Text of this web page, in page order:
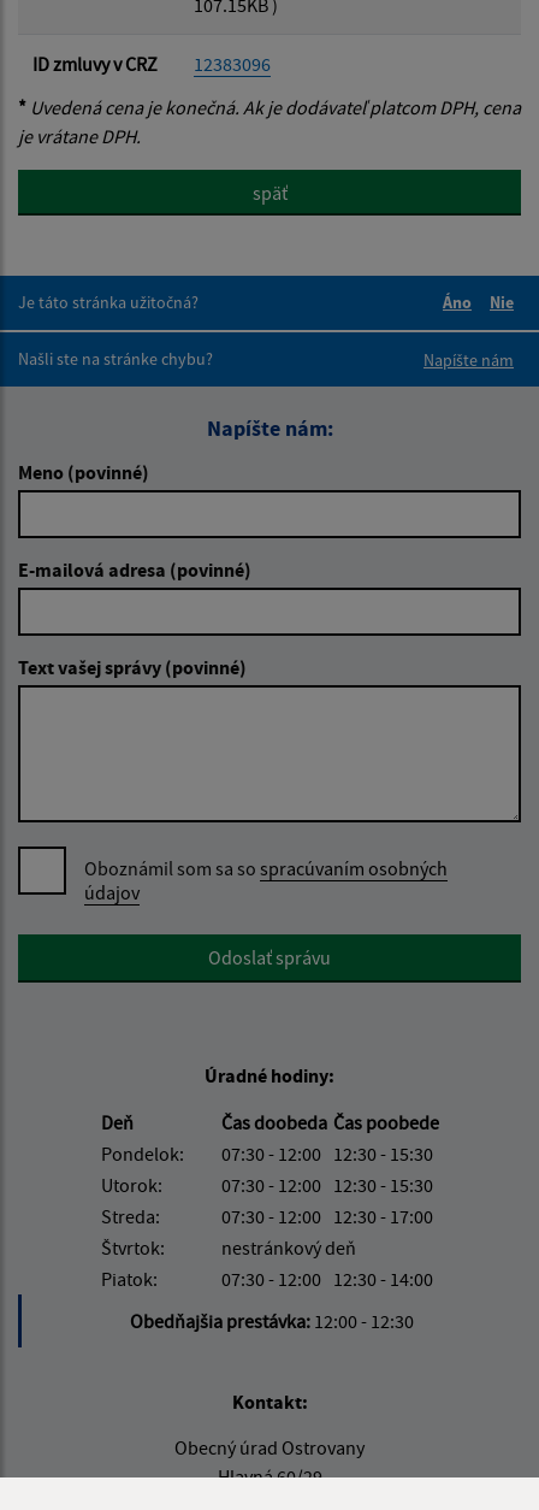
ID zmluvy v CRZ
12383096
* Uvedená cena je konečná. Ak je dodávateľ platcom DPH, cena
je vrátane DPH.
späť
Je táto stránka užitočná?
Áno
Nie
Našli ste na stránke chybu?
Napíšte nám
Napíšte nám:
Meno (povinné)
E-mailová adresa (povinné)
Text vašej správy (povinné)
Oboznámil som sa so spracúvaním osobných
údajov
Google reCaptcha ResponseOdoslať správu
Úradné hodiny:
Deň
Čas doobeda Čas poobede
Pondelok:
07:30 - 12:00 12:30 - 15:30
Utorok:
07:30 - 12:00 12:30 - 15:30
Streda:
07:30 - 12:00 12:30 - 17:00
Štvrtok:
nestránkový deň
Piatok:
07:30 - 12:00 12:30 - 14:00
Obedňajšia prestávka: 12:00 - 12:30
Kontakt:
Obecný úrad Ostrovany
Hlavná 60/29